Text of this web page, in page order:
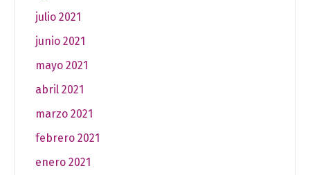
julio 2021
junio 2021
mayo 2021
abril 2021
marzo 2021
febrero 2021
enero 2021